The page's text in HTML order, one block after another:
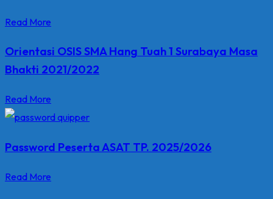
Read More
Orientasi OSIS SMA Hang Tuah 1 Surabaya Masa
Bhakti 2021/2022
Read More
Password Peserta ASAT TP. 2025/2026
Read More